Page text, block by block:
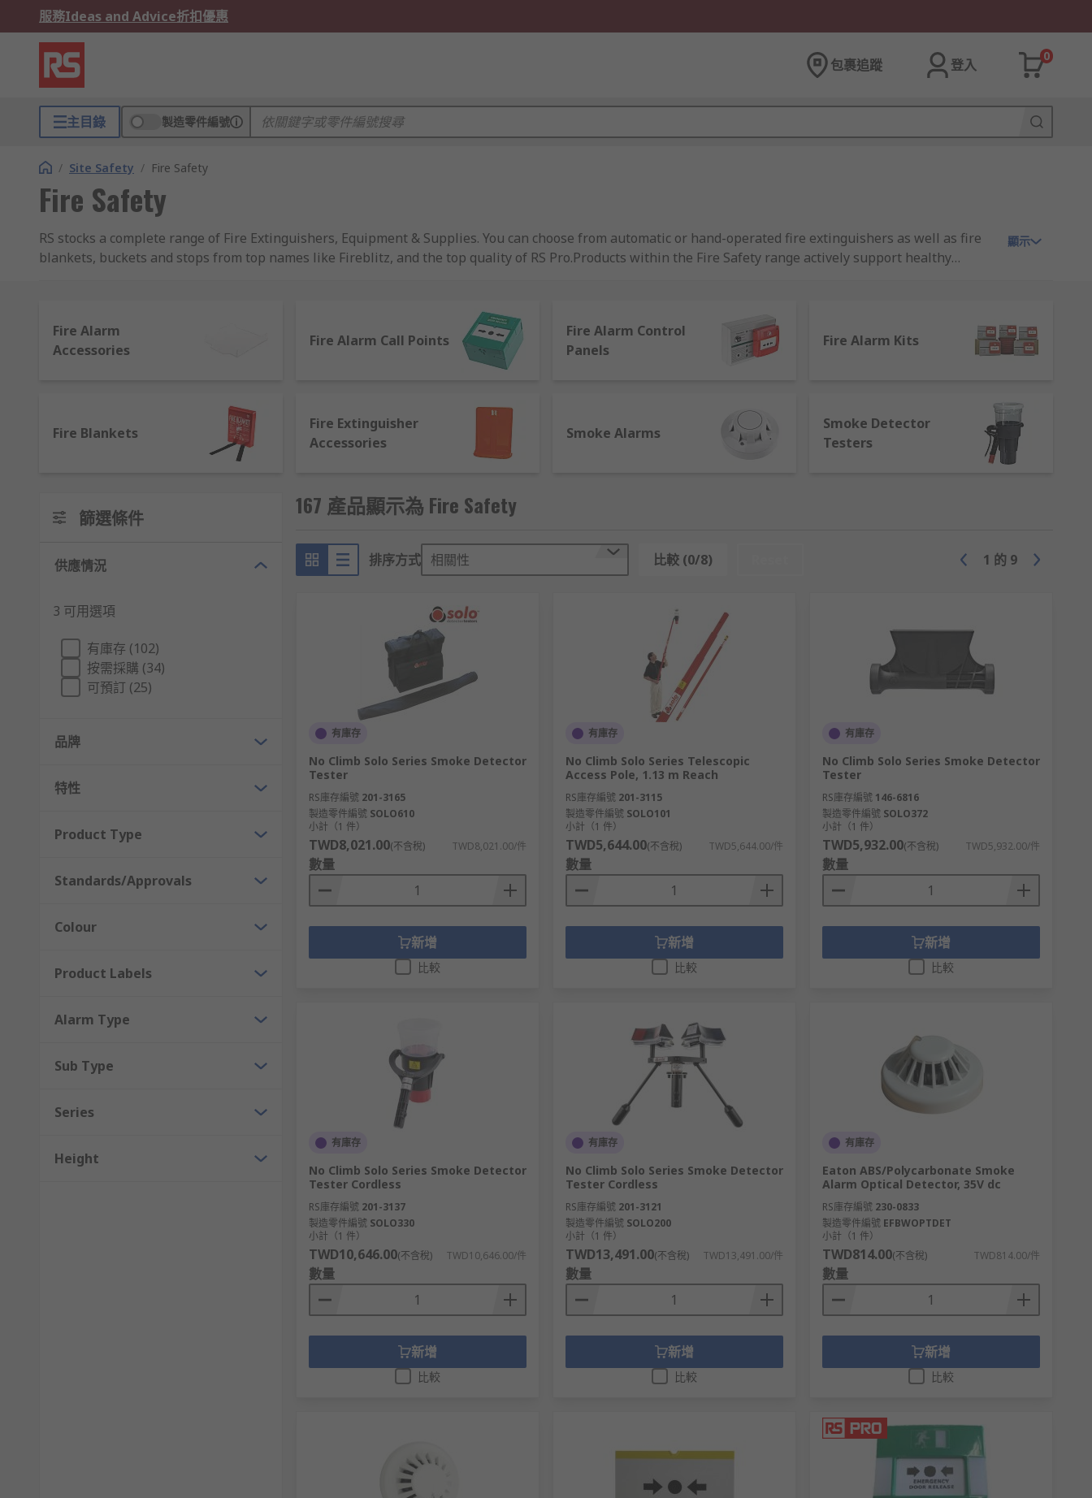
服務Ideas and Advice折扣優惠
包裹追蹤 登入
0
主目錄 製造零件編號
/ Site Safety / Fire Safety
Fire Safety
RS stocks a complete range of Fire Extinguishers, Equipment & Supplies. You can choose from automatic or hand-operated fire extinguishers as well as fire
blankets, buckets and stops from top names like Fireblitz, and the top quality of RS Pro.Products within the Fire Safety range actively support healthy
顯示
Fire Alarm
Accessories
Fire Alarm Call Points
Fire Alarm Control
Panels
Fire Alarm Kits
Fire Blankets
Fire Extinguisher
Accessories
Smoke Alarms
Smoke Detector
Testers
篩選條件
供應情況
3 可用選項
有庫存 (102)
按需採購 (34)
可預訂 (25)
品牌
特性
Product Type
Standards/Approvals
Colour
Product Labels
Alarm Type
Sub Type
Series
Height
167 產品顯示為 Fire Safety
排序方式 相關性 比較 (0/8) 1 的 9
有庫存
No Climb Solo Series Smoke Detector
Tester
RS庫存編號 201-3165
製造零件編號 SOLO610
小計（1 件）
TWD8,021.00(不含稅) TWD8,021.00/件
數量
新增
比較
有庫存
No Climb Solo Series Telescopic
Access Pole, 1.13 m Reach
RS庫存編號 201-3115
製造零件編號 SOLO101
小計（1 件）
TWD5,644.00(不含稅) TWD5,644.00/件
數量
新增
比較
有庫存
No Climb Solo Series Smoke Detector
Tester
RS庫存編號 146-6816
製造零件編號 SOLO372
小計（1 件）
TWD5,932.00(不含稅) TWD5,932.00/件
數量
新增
比較
有庫存
No Climb Solo Series Smoke Detector
Tester Cordless
RS庫存編號 201-3137
製造零件編號 SOLO330
小計（1 件）
TWD10,646.00(不含稅) TWD10,646.00/件
數量
新增
比較
有庫存
No Climb Solo Series Smoke Detector
Tester Cordless
RS庫存編號 201-3121
製造零件編號 SOLO200
小計（1 件）
TWD13,491.00(不含稅) TWD13,491.00/件
數量
新增
比較
有庫存
Eaton ABS/Polycarbonate Smoke
Alarm Optical Detector, 35V dc
RS庫存編號 230-0833
製造零件編號 EFBWOPTDET
小計（1 件）
TWD814.00(不含稅) TWD814.00/件
數量
新增
比較